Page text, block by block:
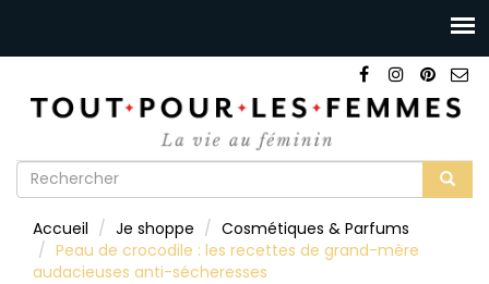
Formulaire
recherche
Accueil Je shoppe
Cosmétiques & Parfums
Peau de crocodile : les recettes de grand-mère
audacieuses anti-sécheresses